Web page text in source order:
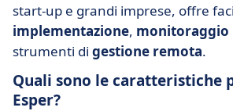
start-up e grandi imprese, offre
implementazione, monitoraggio
strumenti di gestione remota.
Quali sono le caratteristiche
Esper?